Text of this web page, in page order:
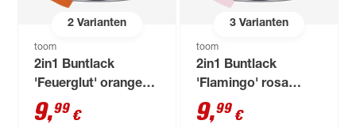
2Varianten
toom
2in1 Buntlack
'Feuerglut' orange
seidenmatt 375 ml
9,99 €
3Varianten
toom
2in1 Buntlack
'Flamingo' rosa
seidenmatt 375 ml
9,99 €